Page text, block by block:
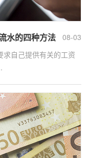
08-03
水的四种方法
自己提供有关的工资